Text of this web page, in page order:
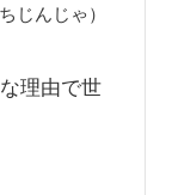
じんじゃ）
理由で世